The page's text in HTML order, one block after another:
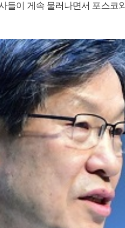
들이 게속 물러나면서 포스코